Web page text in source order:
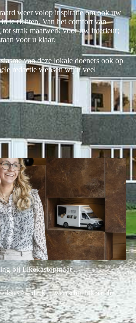
weer volop inspiratie om ook uw
te richten. Van het comfort van
strak maatwerk voor uw interieur;
voor u klaar.
van deze lokale doeners ook op
redactie wensen wij u veel
bij Elkekastopmaat
denkt u waarschijnlijk aan het